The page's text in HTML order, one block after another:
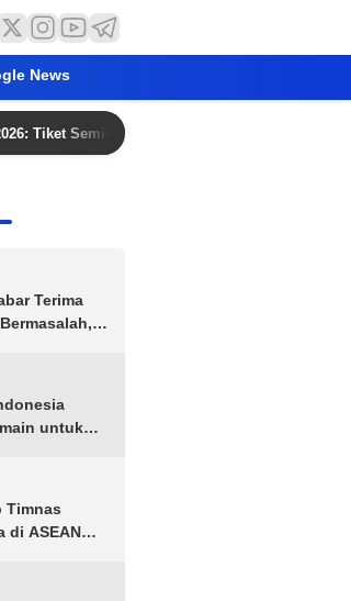
News
Jadi Taruhan
Terima
untuk
Timnas
di ASEAN